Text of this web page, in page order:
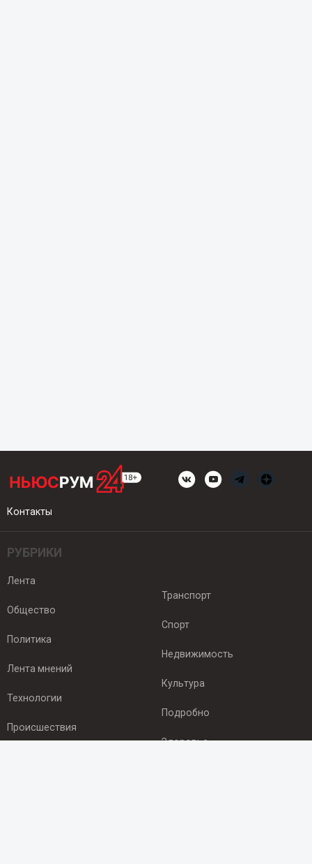
Контакты
РУБРИКИ
Лента
Общество
Политика
Лента мнений
Технологии
Происшествия
Транспорт
Спорт
Недвижимость
Культура
Подробно
Здоровье